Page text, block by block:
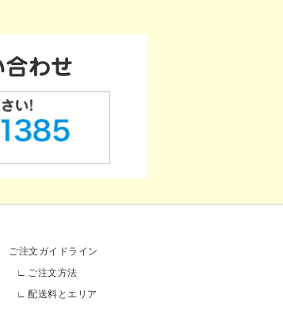
ご注文ガイドライン
ご注文方法
配送料とエリア